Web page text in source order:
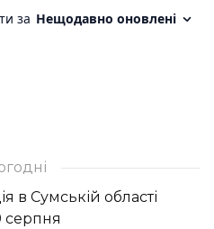
в Сумській області
серпня